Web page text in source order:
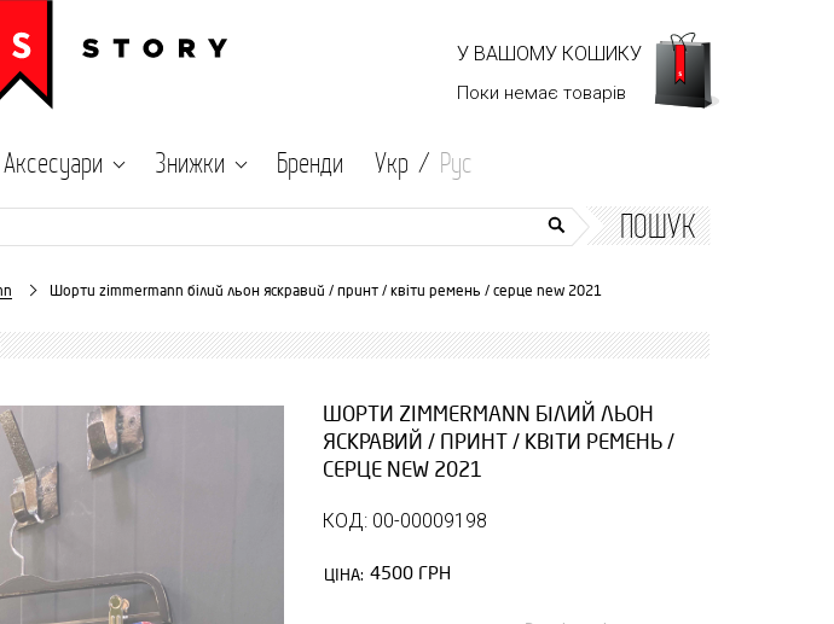
У ВАШОМУ КОШИКУ
Поки немає товарів
Аксесуари Знижки Бренди Укр / Рус
ПОШУК
Шорти zimmermann білий льон яскравий / принт / квіти ремень / серце new 2021
ШОРТИ ZIMMERMANN БІЛИЙ ЛЬОН
ЯСКРАВИЙ / ПРИНТ / КВІТИ РЕМЕНЬ /
СЕРЦЕ NEW 2021
КОД: 00-00009198
ЦІНА: 4500 ГРН